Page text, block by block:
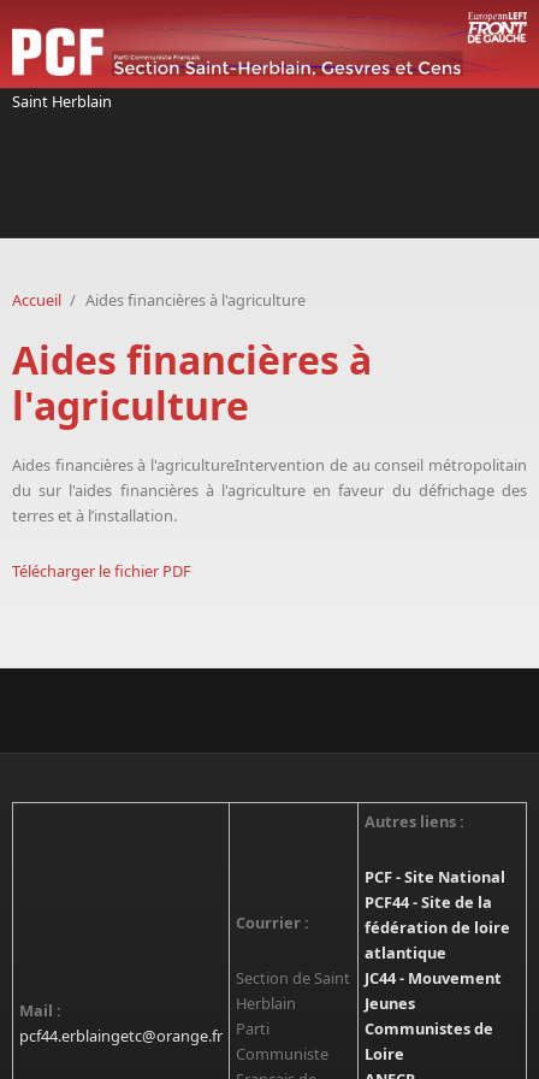
Saint Herblain
Accueil / Aides financières à l'agriculture
Aides financières à
l'agriculture
Aides financières à l'agricultureIntervention de au conseil métropolitain
du sur l'aides financières à l'agriculture en faveur du défrichage des
terres et à l’installation.
Télécharger le fichier PDF
Mail :
pcf44.erblaingetc@orange.fr
Courrier :
Section de Saint
Herblain
Parti
Communiste
Autres liens :
PCF - Site National
PCF44 - Site de la
fédération de loire
atlantique
JC44 - Mouvement
Jeunes
Communistes de
Loire